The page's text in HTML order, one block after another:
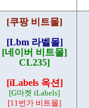
[쿠팡 비트몰]
[Lbm 라벨몰]
[네이버 비트몰]
CL235]
[iLabels 옥션]
[G마켓 iLabels]
[11번가 비트몰]